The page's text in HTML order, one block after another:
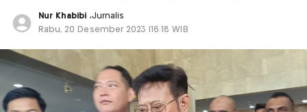
Nur Khabibi ,Jurnalis
Rabu, 20 Desember 2023 |16:18 WIB